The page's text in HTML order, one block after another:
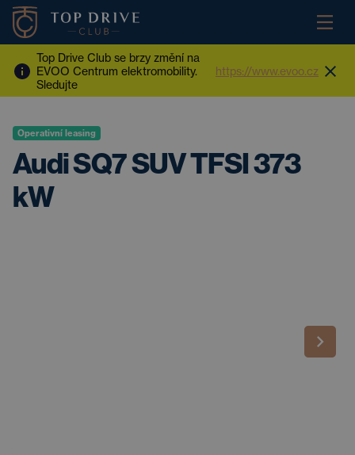
Top Drive Club se brzy změní na
EVOO Centrum elektromobility.
Sledujte
https://www.evoo.cz
Operativní leasing
Audi SQ7 SUV TFSI 373
kW